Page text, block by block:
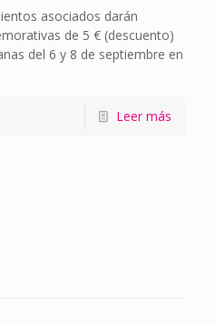
asociados darán
de 5 € (descuento)
del 6 y 8 de septiembre en
Leer más